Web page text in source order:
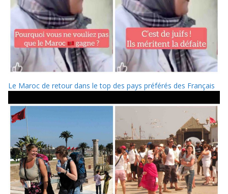
Le Maroc de retour dans le top des pays préférés des Français